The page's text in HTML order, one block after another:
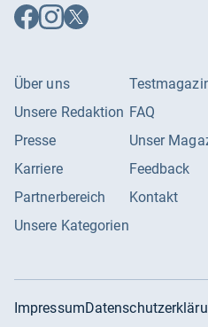
Auf
Facebook
Auf
Instagram
Auf
X
Über uns
Unsere Redaktion
Presse
Karriere
Partnerbereich
Unsere Kategorien
FAQ
Unser
Feedback
Kontakt
Impressum